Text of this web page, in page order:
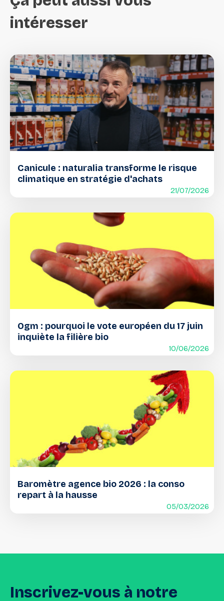
intéresser
Canicule : naturalia transforme le risque
climatique en stratégie d'achats
21/07/2026
Ogm : pourquoi le vote européen du 17 juin
inquiète la filière bio
10/06/2026
Baromètre agence bio 2026 : la conso
repart à la hausse
05/03/2026
Inscrivez-vous à notre